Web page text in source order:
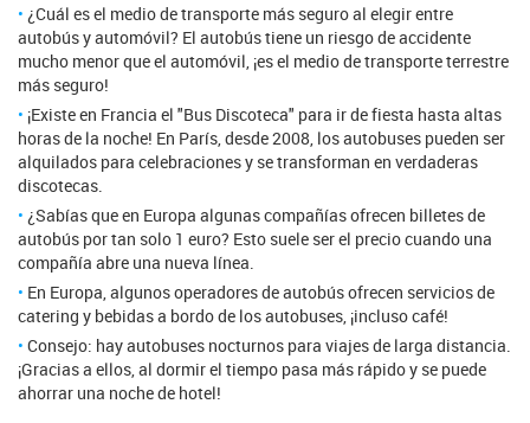
¿Cuál es el medio de transporte más seguro al elegir entre
autobús y automóvil? El autobús tiene un riesgo de accidente
mucho menor que el automóvil, ¡es el medio de transporte terrestre
más seguro!
¡Existe en Francia el "Bus Discoteca" para ir de fiesta hasta altas
horas de la noche! En París, desde 2008, los autobuses pueden ser
alquilados para celebraciones y se transforman en verdaderas
discotecas.
¿Sabías que en Europa algunas compañías ofrecen billetes de
autobús por tan solo 1 euro? Esto suele ser el precio cuando una
compañía abre una nueva línea.
En Europa, algunos operadores de autobús ofrecen servicios de
catering y bebidas a bordo de los autobuses, ¡incluso café!
Consejo: hay autobuses nocturnos para viajes de larga distancia.
¡Gracias a ellos, al dormir el tiempo pasa más rápido y se puede
ahorrar una noche de hotel!